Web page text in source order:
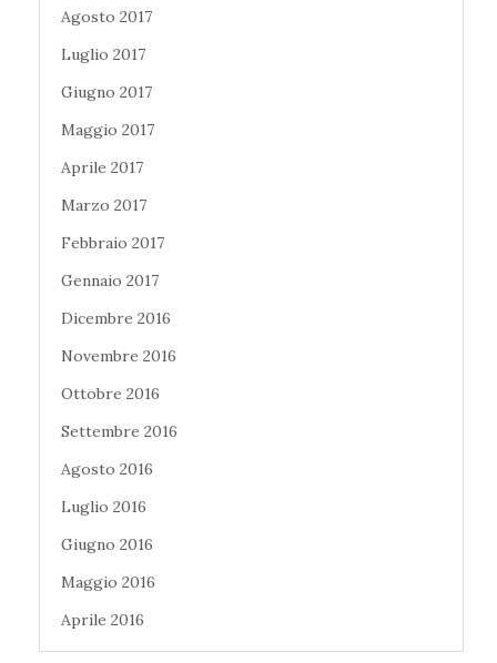
Agosto 2017
Luglio 2017
Giugno 2017
Maggio 2017
Aprile 2017
Marzo 2017
Febbraio 2017
Gennaio 2017
Dicembre 2016
Novembre 2016
Ottobre 2016
Settembre 2016
Agosto 2016
Luglio 2016
Giugno 2016
Maggio 2016
Aprile 2016